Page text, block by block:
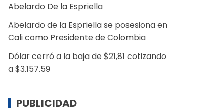
Abelardo De la Espriella
Abelardo de la Espriella se posesiona en
Cali como Presidente de Colombia
Dólar cerró a la baja de $21,81 cotizando
a $3.157.59
PUBLICIDAD